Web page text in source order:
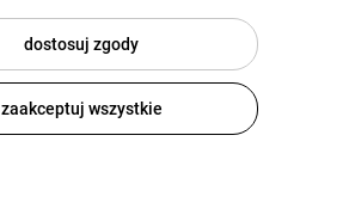
dostosuj zgody
zaakceptuj wszystkie